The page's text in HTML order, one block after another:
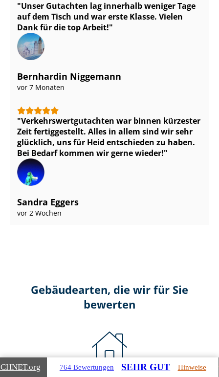
Unser Gutachten lag innerhalb weniger Tage
auf dem Tisch und war erste Klasse. Vielen
Dank für die top Arbeit!
Bernhardin Niggemann
vor 7 Monaten
Ver­kehrs­wert­gut­ach­ten war binnen kürzester
Zeit fertiggestellt. Alles in allem sind wir sehr
glücklich, uns für Heid entschieden zu haben.
Bei Bedarf kommen wir gerne wieder!
Sandra Eggers
vor 2 Wochen
Gebäudearten, die wir für Sie
bewerten
.org 764 Bewertungen SEHR GUT Hinweise